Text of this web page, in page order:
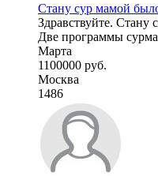
Стану сур мамой
Здравствуйте. Стану
Две программы
Mарта
1100000 руб.
Москва
1486